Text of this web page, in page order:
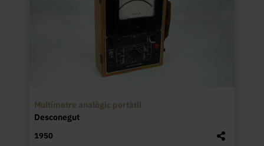
Multímetre analògic portàtil
Desconegut
1950